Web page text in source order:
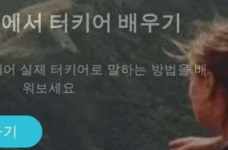
서 터키어 배우기
실제 터키어로 말하는 방법을 배
워보세요